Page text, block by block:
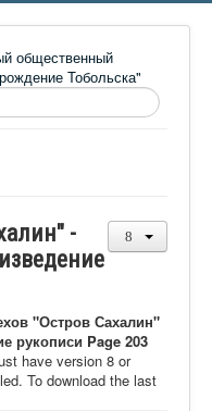
-
"Остров Сахалин"
рукописи Page 203
have version 8 or
To download the last